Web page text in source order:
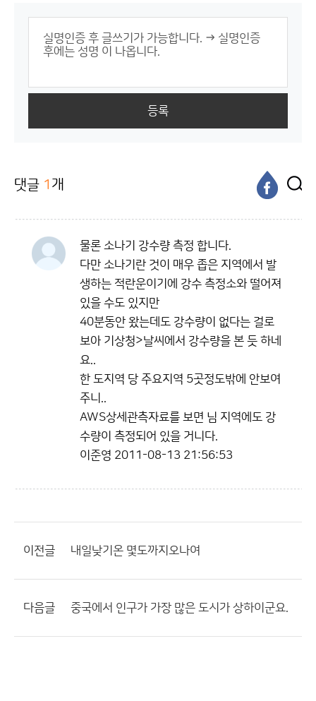
등록
댓글 1 개
물론 소나기 강수량 측정 합니다.
다만 소나기란 것이 매우 좁은 지역에서 발
생하는 적란운이기에 강수 측정소와 떨어져
있을 수도 있지만
40분동안 왔는데도 강수량이 없다는 걸로
보아 기상청>날씨에서 강수량을 본 듯 하네
요..
한 도지역 당 주요지역 5곳정도밖에 안보여
주니..
AWS상세관측자료를 보면 님 지역에도 강
수량이 측정되어 있을 거니다.
이준영 2011-08-13 21:56:53
이전글 내일낮기온 몇도까지오나여
다음글 중국에서 인구가 가장 많은 도시가 상하이군요.